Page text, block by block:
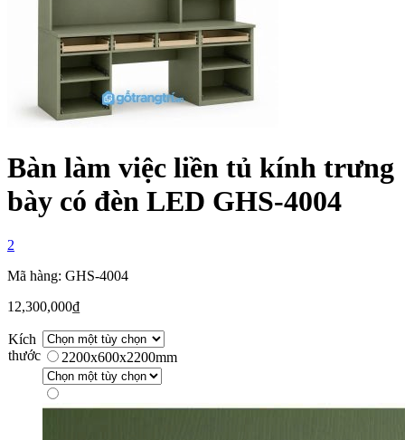
Bàn làm việc liền tủ kính trưng
bày có đèn LED GHS-4004
2
Mã hàng: GHS-4004
12,300,000₫
Kích
thước
2200x600x2200mm